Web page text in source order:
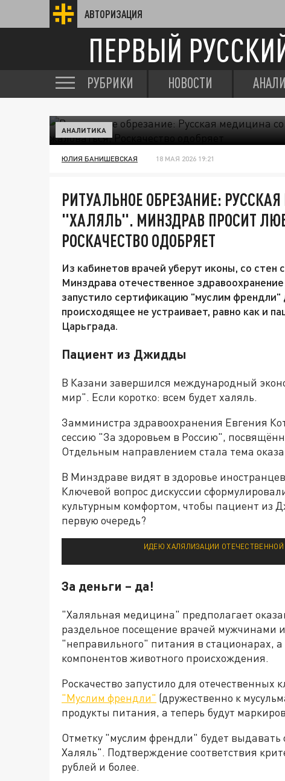
АВТОРИЗАЦИЯ
ПЕРВЫЙ
РУБРИКИ НОВОСТИ
АНАЛИТИКА
ЮЛИЯ БАНИШЕВСКАЯ 18 МАЯ 2026 19:21
РИТУАЛЬНОЕ ОБРЕЗАНИЕ:
"ХАЛЯЛЬ". МИНЗДРАВ ПРОСИТ
РОСКАЧЕСТВО ОДОБРЯЕТ
Из кабинетов врачей уберут иконы, со
Минздрава отечественное
запустило сертификацию "муслим
происходящее не устраивает, равно как и
Царьграда.
Пациент из Джидды
В Казани завершился международный
мир". Если коротко: всем будет халяль.
Замминистра здравоохранения Евгения
сессию "За здоровьем в Россию",
Отдельным направлением стала тема
В Минздраве видят в здоровье
Ключевой вопрос дискуссии
культурным комфортом, чтобы пациент из
первую очередь?
ИДЕЮ ХАЛЯЛИЗАЦИИ
За деньги – да!
"Халяльная медицина" предполагает
раздельное посещение врачей
"неправильного" питания в стационарах,
компонентов животного происхождения.
Роскачество запустило для
"Муслим френдли" (дружественно к
продукты питания, а теперь будут
Отметку "муслим френдли" будет выдавать
Халяль". Подтверждение соответствия
рублей и более.